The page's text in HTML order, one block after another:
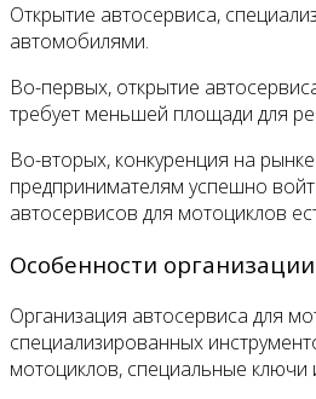
Открытие автосервиса,
автомобилями.
Во-первых, открытие
требует меньшей площади для
Во-вторых, конкуренция на
предпринимателям успешно
автосервисов для мотоциклов
Особенности
Организация автосервиса для
специализированных
мотоциклов, специальные ключи